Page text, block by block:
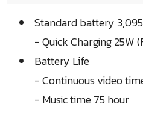
Standard battery
- Quick Charging 25W
Battery Life
- Continuous video
- Music time 75 hour